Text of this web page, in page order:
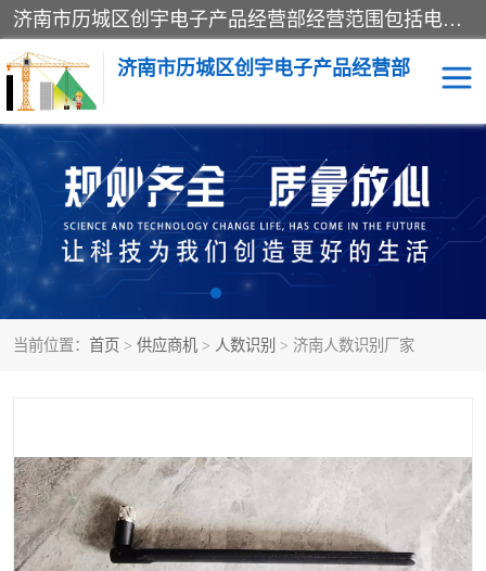
济南市历城区创宇电子产品经营部经营范围包括电子产品、起重机械配件、电气设备、仪器仪表、配电箱、监控设备的批发、零售；配电箱、仪器仪表（不含计量器）、工业自动化设备（不含特种设备、电力设备）的安装、维修。（依法须经批准的项目，经相关部门批准后方可开展经营活动）。
济南市历城区创宇电子产品经营部
当前位置： 首页 > 供应商机 > 人数识别 > 济南人数识别厂家
标养式监测 吊钩可视化
钢丝绳监控 高支模
升降机 施工临电箱监测系统